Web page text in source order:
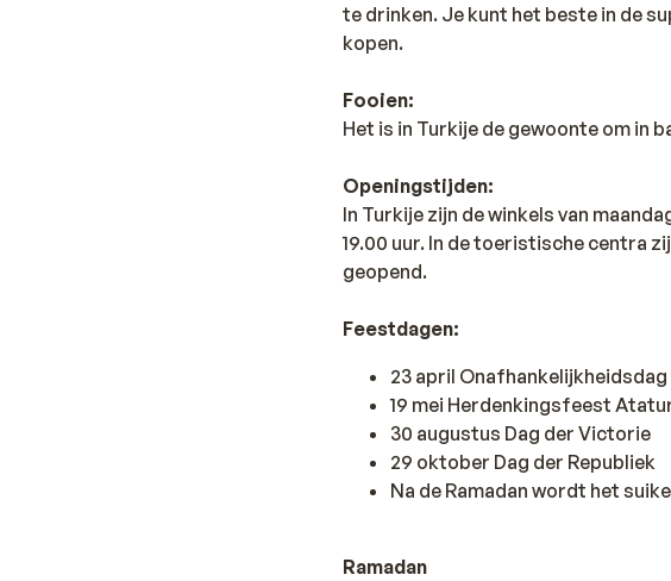
te drinken. Je kunt het beste in de
kopen.
Fooien:
Het is in Turkije de gewoonte om in
Openingstijden:
In Turkije zijn de winkels van
19.00 uur. In de toeristische centra
geopend.
Feestdagen:
23 april
19 mei Herdenkingsfeest
30 augustus Dag der Victorie
29 oktober Dag der Republiek
Na de Ramadan wordt het
Ramadan